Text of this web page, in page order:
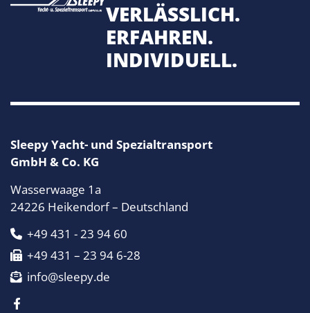
VERLÄSSLICH.
ERFAHREN.
INDIVIDUELL.
Sleepy Yacht- und Spezialtransport
GmbH & Co. KG
Wasserwaage 1a
24226 Heikendorf – Deutschland
+49 431 - 23 94 60
+49 431 – 23 94 6-28
info@sleepy.de